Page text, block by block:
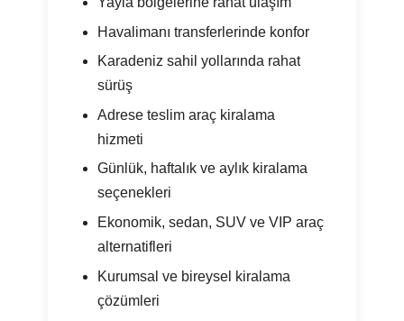
Havalimanı transferlerinde konfor
Karadeniz sahil yollarında rahat
sürüş
Adrese teslim araç kiralama
hizmeti
Günlük, haftalık ve aylık kiralama
seçenekleri
Ekonomik, sedan, SUV ve VIP araç
alternatifleri
Kurumsal ve bireysel kiralama
çözümleri